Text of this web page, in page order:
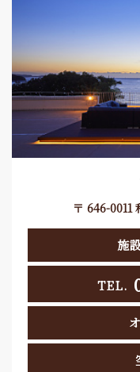
〒 646-0011
施
TEL.